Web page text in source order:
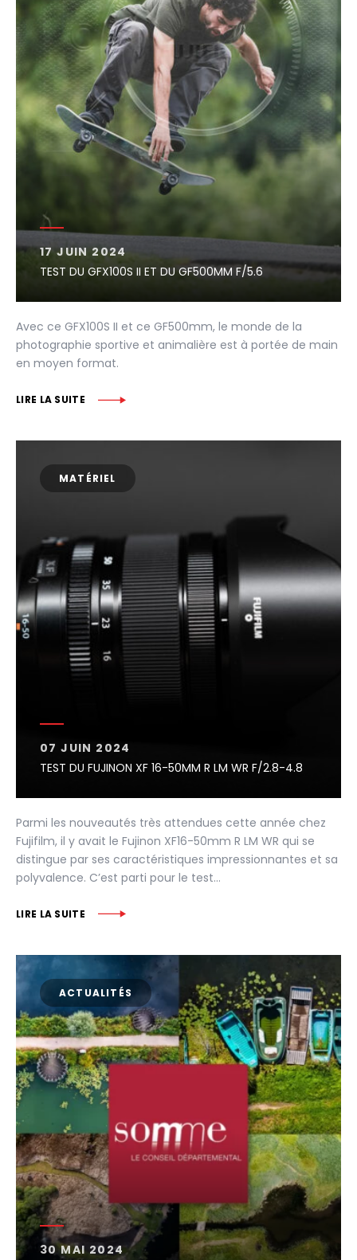
17 JUIN 2024
TEST DU GFX100S II ET DU GF500MM F/5.6
Avec ce GFX100S II et ce GF500mm, le monde de la
photographie sportive et animalière est à portée de main
en moyen format.
LIRE LA SUITE
MATÉRIEL
07 JUIN 2024
TEST DU FUJINON XF 16-50MM R LM WR F/2.8-4.8
Parmi les nouveautés très attendues cette année chez
Fujifilm, il y avait le Fujinon XF16-50mm R LM WR qui se
distingue par ses caractéristiques impressionnantes et sa
polyvalence. C’est parti pour le test…
LIRE LA SUITE
ACTUALITÉS
30 MAI 2024